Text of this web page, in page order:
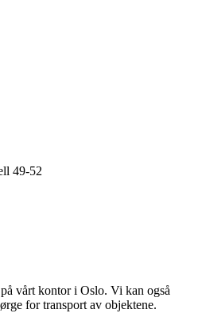
49-52
vårt kontor i Oslo. Vi kan også
for transport av objektene.